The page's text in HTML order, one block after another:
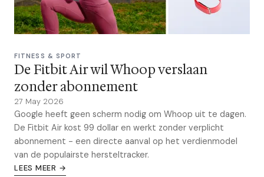
FITNESS & SPORT
De Fitbit Air wil Whoop verslaan
zonder abonnement
27 May 2026
Google heeft geen scherm nodig om Whoop uit te dagen.
De Fitbit Air kost 99 dollar en werkt zonder verplicht
abonnement - een directe aanval op het verdienmodel
van de populairste hersteltracker.
LEES MEER →